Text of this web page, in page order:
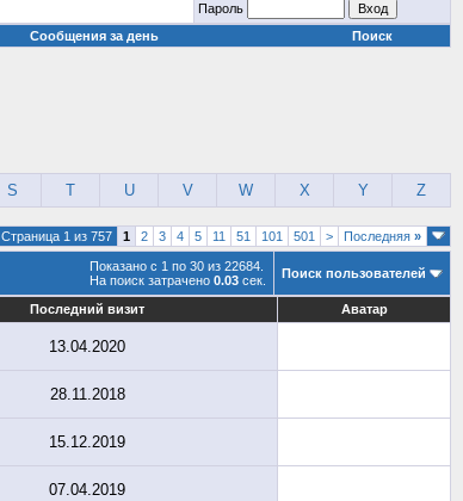
Пароль
Сообщения за день Поиск
S T U V W X Y Z
Страница 1 из 757 1 2 3 4 5 11 51 101 501 > Последняя »
Показано с 1 по 30 из 22684.
На поиск затрачено 0.03 сек. Поиск пользователей
Последний визит Аватар
13.04.2020
28.11.2018
15.12.2019
07.04.2019